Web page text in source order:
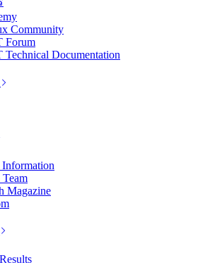
Community
Forum
Technical Documentation
Magazine